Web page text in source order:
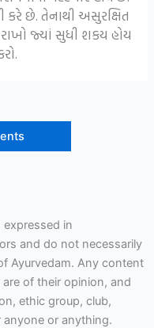
છે. તેનાથી અસુરક્ષિત
જ્યાં સુધી શકય હોય
in
and do not necessarily
Ayurvedam. Any content
of their opinion, and
ethic group, club,
or anything.